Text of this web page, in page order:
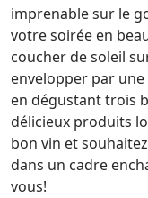
imprenable sur le
votre soirée en
coucher de soleil
envelopper par
en dégustant trois
délicieux produits
bon vin et
dans un cadre
vous!